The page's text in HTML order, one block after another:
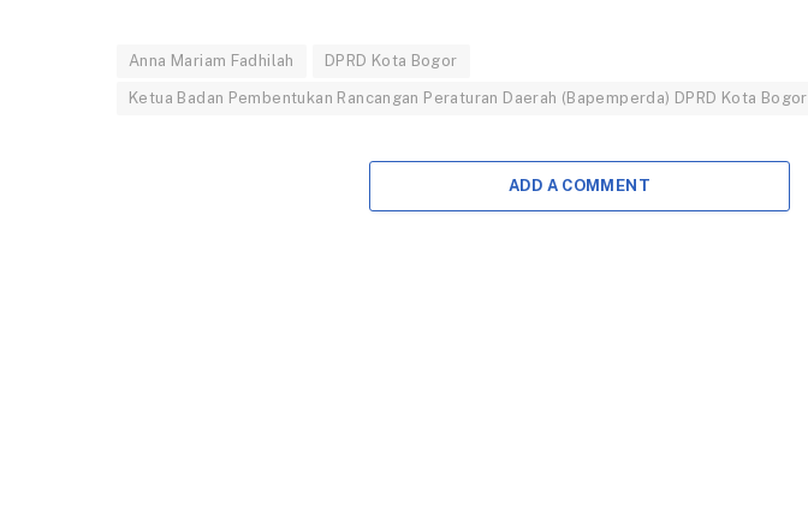
Anna Mariam Fadhilah DPRD Kota Bogor
Ketua Badan Pembentukan Rancangan Peraturan Daerah (Bapemperda) DPRD Kota Bogor
ADD A COMMENT
28 MEI 2025
100 pelaku usaha di